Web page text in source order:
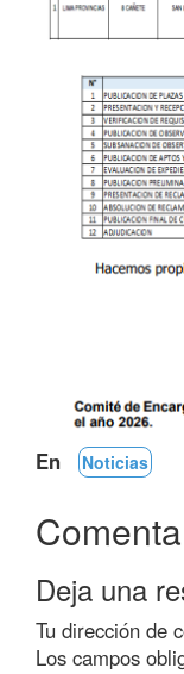
En Noticias
Deja una
Tu dirección de
Los campos